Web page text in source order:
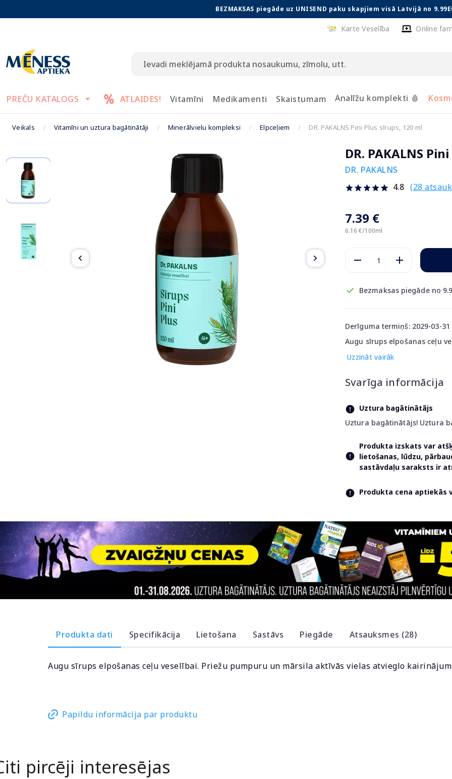
BEZMAKSAS piegāde uz UNISEND paku skapjiem visā Latvijā no
Karte Veselība Online
PREČU KATALOGS ATLAIDES! Vitamīni Medikamenti Skaistumam Analīžu komplekti 🩸
Veikals Vitamīni un uztura bagātinātāji Minerālvielu kompleksi Elpceļiem DR. PAKALNS Pini Plus sīrups, 120 ml
Item
DR. PAKALNS
DR. PAKALNS
4.8 (28
7.39 €
6.16 €/100ml
Bezmaksas piegāde no
Derīguma termiņš: 2029-03-31
Augu sīrups elpošanas ceļu
Uzzināt vairāk
Svarīga informācija
Uztura bagātinātājs
Uztura bagātinātājs! Uztura
Produkta izskats var
lietošanas, lūdzu,
sastāvdaļu saraksts ir
Produkta cena aptiekās
Produkta dati Specifikācija Lietošana Sastāvs Piegāde Atsauksmes (28)
Augu sīrups elpošanas ceļu veselībai. Priežu pumpuru un mārsila aktīvās vielas atvieglo
Papildu informācija par produktu
pircēji interesējas